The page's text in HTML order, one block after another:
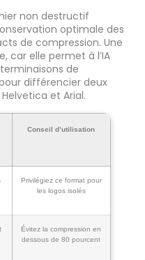
non destructif
optimale des
de compression. Une
car elle permet à l’IA
de
différencier deux
et Arial.
Conseil d’utilisation
Privilégiez ce format pour
les logos isolés
Évitez la compression en
dessous de 80 pourcent